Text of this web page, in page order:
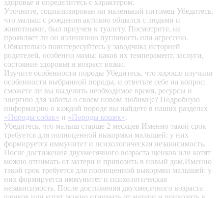
здоровье и определитесь с характером.
Уточните, социализирован ли маленький питомец Убедитесь,
что малыш с рождения активно общался с людьми и
животными, был приучен к туалету. Посмотрите, не
проявляет ли он излишнюю пугливость или агрессию.
Обязательно поинтересуйтесь у заводчика историей
родителей, особенно мамы: каков их темперамент, заслуги,
состояние здоровья и возраст вязки.
Изучите особенности породы Убедитесь, что хорошо изучили
особенности выбранной породы, и ответьте себе на вопрос:
сможете ли вы выделить необходимое время, ресурсы и
энергию для заботы о своем новом любимце? Подробную
информацию о каждой породе вы найдете в наших разделах
«Породы собак» и «Породы кошек».
Убедитесь, что малыш старше 2 месяцев Именно такой срок
требуется для полноценной выкормки малышей: у них
формируется иммунитет и психологическая независимость.
После достижения двухмесячного возраста щенков или котят
можно отнимать от матери и привозить в новый дом.Именно
такой срок требуется для полноценной выкормки малышей: у
них формируется иммунитет и психологическая
независимость. После достижения двухмесячного возраста